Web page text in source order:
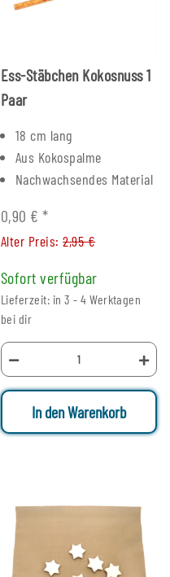
Ess-Stäbchen Kokosnuss 1
Paar
18 cm lang
Aus Kokospalme
Nachwachsendes Material
0,90 €*
Alter Preis:2,95 €
Sofort verfügbar
Lieferzeit: in 3 - 4 Werktagen
bei dir
In den Warenkorb